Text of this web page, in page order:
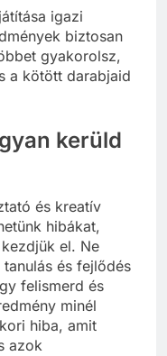
igazi
biztosan
gyakorolsz,
a kötött darabjaid
kerüld
és kreatív
hibákat,
el. Ne
és fejlődés
felismerd és
minél
hiba, amit
azok